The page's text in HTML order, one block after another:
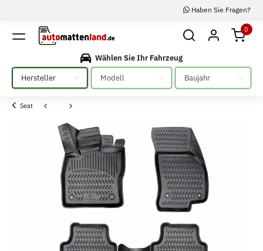
Haben Sie Fragen?
0
Wählen Sie Ihr Fahrzeug
Bitte auswählen
Bitte auswählen Bitte auswählen
Seat